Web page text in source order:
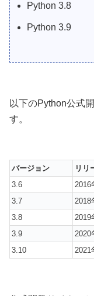
Python 3.8
Python 3.9
以下のPython公式
す。
バージョン リリ
3.6
2016
3.7
2018
3.8
2019
3.9
2020
3.10
2021